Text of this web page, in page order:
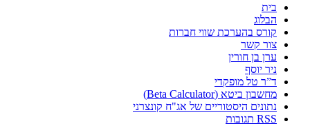
בית
הבלוג
קורס בהערכת שווי חברות
צור קשר
ערן בן חורין
ניר יוסף
ד”ר טל מופקדי
מחשבון ביטא (Beta Calculator)
נתונים היסטוריים של אג"ח קונצרני
RSS תגובות